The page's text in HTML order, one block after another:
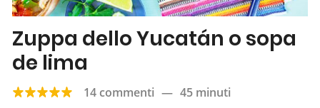
Zuppa dello Yucatán o sopa
de lima
14 commenti — 45 minuti